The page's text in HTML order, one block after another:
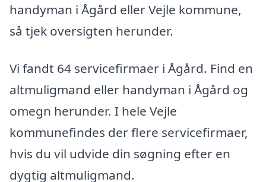
handyman i Ågård eller Vejle kommune,
så tjek oversigten herunder.
Vi fandt 64 servicefirmaer i Ågård. Find en
altmuligmand eller handyman i Ågård og
omegn herunder. I hele Vejle
kommunefindes der flere servicefirmaer,
hvis du vil udvide din søgning efter en
dygtig altmuligmand.